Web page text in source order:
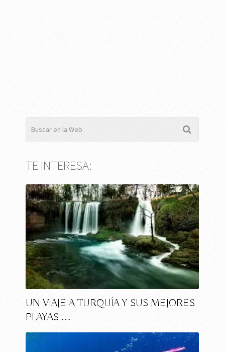
TE INTERESA:
UN VIAJE A TURQUÍA Y SUS MEJORES
PLAYAS …